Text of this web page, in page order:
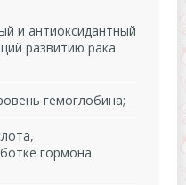
и антиоксидантный
развитию рака
гемоглобина;
гормона